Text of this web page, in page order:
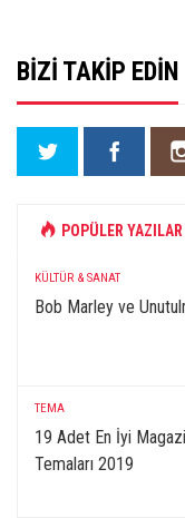
BIZI TAKIP EDIN
POPÜLER YAZILAR
KÜLTÜR & SANAT
Bob Marley ve
TEMA
19 Adet En İyi
Temaları 2019